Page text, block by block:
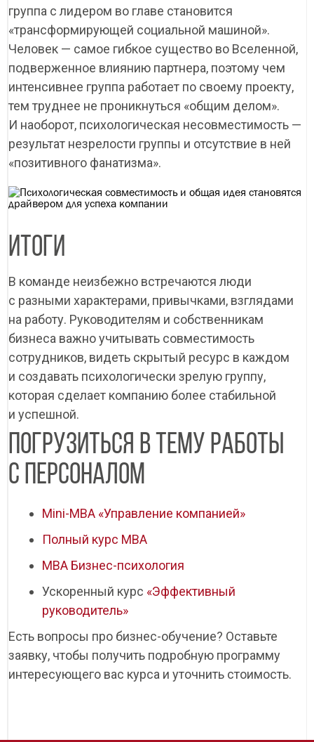
группа с лидером во главе становится
«трансформирующей социальной машиной».
Человек — самое гибкое существо во Вселенной,
подверженное влиянию партнера, поэтому чем
интенсивнее группа работает по своему проекту,
тем труднее не проникнуться «общим делом».
И наоборот, психологическая несовместимость —
результат незрелости группы и отсутствие в ней
«позитивного фанатизма».
ИТОГИ
В команде неизбежно встречаются люди
с разными характерами, привычками, взглядами
на работу. Руководителям и собственникам
бизнеса важно учитывать совместимость
сотрудников, видеть скрытый ресурс в каждом
и создавать психологически зрелую группу,
которая сделает компанию более стабильной
и успешной.
ПОГРУЗИТЬСЯ В ТЕМУ РАБОТЫ
С ПЕРСОНАЛОМ
Мini-MBA «Управление компанией»
Полный курс MBA
MBA Бизнес-психология
Ускоренный курс «Эффективный
руководитель»
Есть вопросы про бизнес-обучение? Оставьте
заявку, чтобы получить подробную программу
интересующего вас курса и уточнить стоимость.